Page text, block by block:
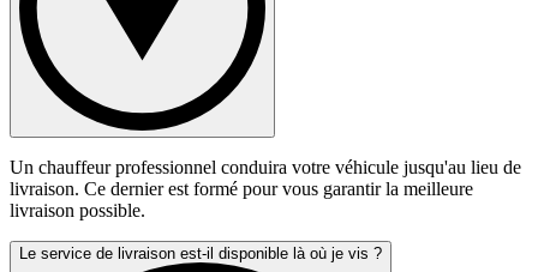
Un chauffeur professionnel conduira votre véhicule jusqu'au lieu de
livraison. Ce dernier est formé pour vous garantir la meilleure
livraison possible.
Le service de livraison est-il disponible là où je vis ?